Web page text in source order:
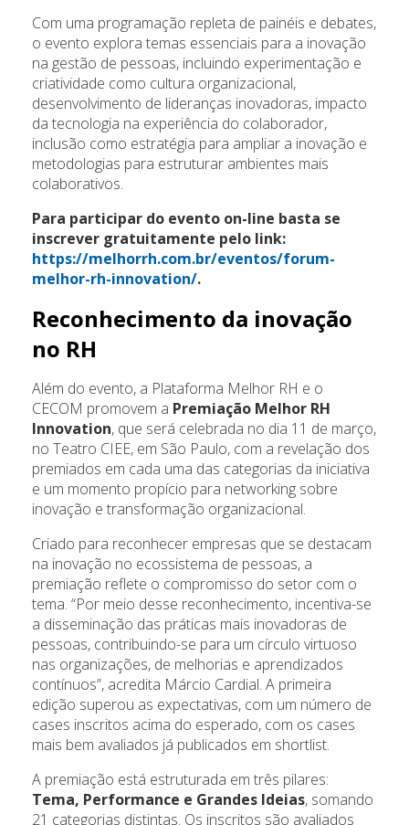
Com uma programação repleta de painéis e debates,
o evento explora temas essenciais para a inovação
na gestão de pessoas, incluindo experimentação e
criatividade como cultura organizacional,
desenvolvimento de lideranças inovadoras, impacto
da tecnologia na experiência do colaborador,
inclusão como estratégia para ampliar a inovação e
metodologias para estruturar ambientes mais
colaborativos.
Para participar do evento on-line basta se
inscrever gratuitamente pelo link:
https://melhorrh.com.br/eventos/forum-
melhor-rh-innovation/.
Reconhecimento da inovação
no RH
Além do evento, a Plataforma Melhor RH e o
CECOM promovem a Premiação Melhor RH
Innovation, que será celebrada no dia 11 de março,
no Teatro CIEE, em São Paulo, com a revelação dos
premiados em cada uma das categorias da iniciativa
e um momento propício para networking sobre
inovação e transformação organizacional.
Criado para reconhecer empresas que se destacam
na inovação no ecossistema de pessoas, a
premiação reflete o compromisso do setor com o
tema. “Por meio desse reconhecimento, incentiva-se
a disseminação das práticas mais inovadoras de
pessoas, contribuindo-se para um círculo virtuoso
nas organizações, de melhorias e aprendizados
contínuos”, acredita Márcio Cardial. A primeira
edição superou as expectativas, com um número de
cases inscritos acima do esperado, com os cases
mais bem avaliados já publicados em shortlist.
A premiação está estruturada em três pilares:
Tema, Performance e Grandes Ideias, somando
21 categorias distintas. Os inscritos são avaliados